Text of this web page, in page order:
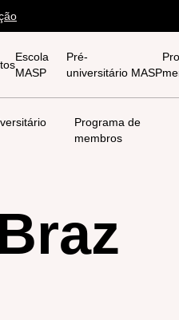
Escola
MASP
Pré-
universitário MASP
Programa de
membros